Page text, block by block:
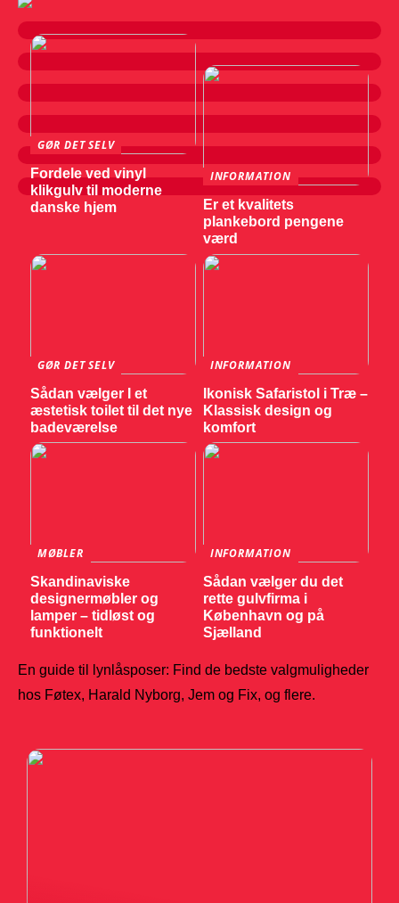
GØR DET SELV
Fordele ved vinyl
klikgulv til moderne
danske hjem
INFORMATION
Er et kvalitets
plankebord pengene
værd
GØR DET SELV
Sådan vælger I et
æstetisk toilet til det nye
badeværelse
INFORMATION
Ikonisk Safaristol i Træ –
Klassisk design og
komfort
MØBLER
Skandinaviske
designermøbler og
lamper – tidløst og
funktionelt
INFORMATION
Sådan vælger du det
rette gulvfirma i
København og på
Sjælland
En guide til lynlåsposer: Find de bedste valgmuligheder
hos Føtex, Harald Nyborg, Jem og Fix, og flere.